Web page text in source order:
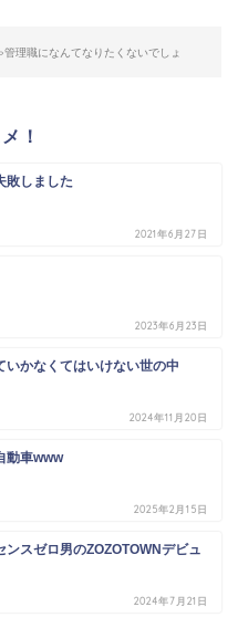
管理職になんてなりたくないでしょ
！
敗しました
2021年6月27日
2023年6月23日
いかなくてはいけない世の中
2024年11月20日
動車www
2025年2月15日
ンスゼロ男のZOZOTOWNデビュ
2024年7月21日